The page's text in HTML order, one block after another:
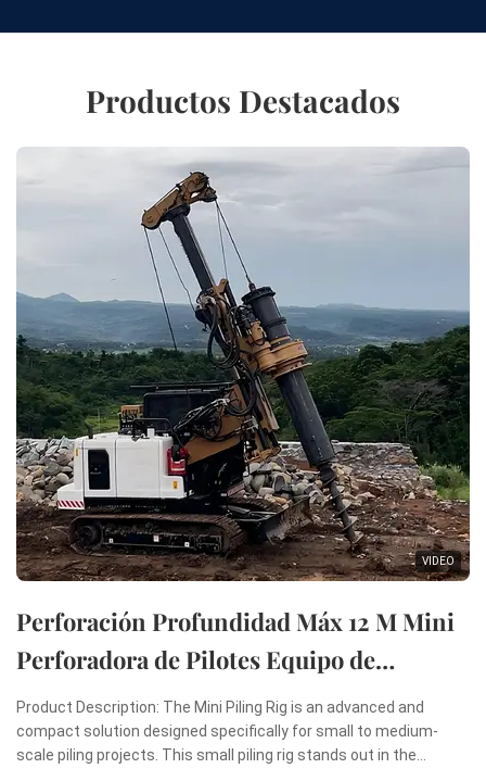
Productos Destacados
VIDEO
Perforación Profundidad Máx 12 M Mini
Perforadora de Pilotes Equipo de
Perforación Rotatoria Mini Máquina de
Hincado de Pilotes
Product Description: The Mini Piling Rig is an advanced and
compact solution designed specifically for small to medium-
scale piling projects. This small piling rig stands out in the